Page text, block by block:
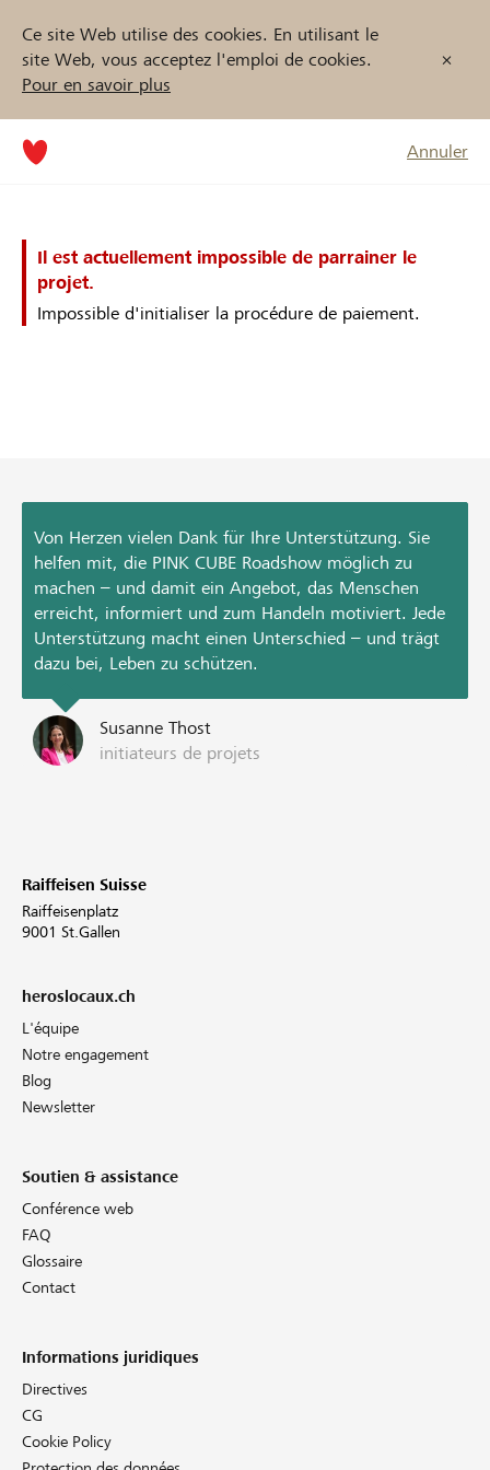
Ce site Web utilise des cookies. En utilisant le
site Web, vous acceptez l'emploi de cookies.
Pour en savoir plus
Annuler
Il est actuellement impossible de parrainer le
projet.
Impossible d'initialiser la procédure de paiement.
Von Herzen vielen Dank für Ihre Unterstützung. Sie
helfen mit, die PINK CUBE Roadshow möglich zu
machen – und damit ein Angebot, das Menschen
erreicht, informiert und zum Handeln motiviert. Jede
Unterstützung macht einen Unterschied – und trägt
dazu bei, Leben zu schützen.
Susanne Thost
initiateurs de projets
Raiffeisen Suisse
Raiffeisenplatz
9001 St.Gallen
heroslocaux.ch
L'équipe
Notre engagement
Blog
Newsletter
Soutien & assistance
Conférence web
FAQ
Glossaire
Contact
Informations juridiques
Directives
CG
Cookie Policy